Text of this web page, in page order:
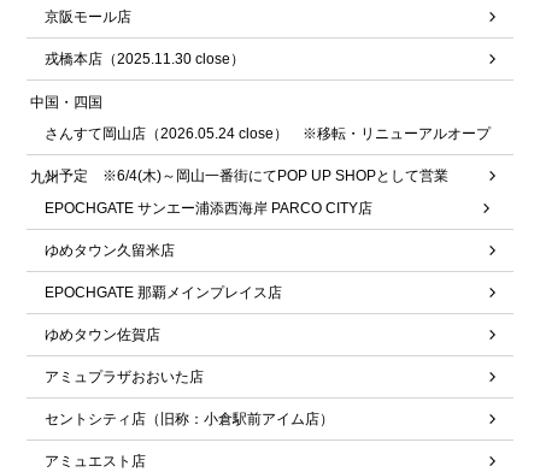
京阪モール店
戎橋本店（2025.11.30 close）
中国・四国
さんすて岡山店（2026.05.24 close） ※移転・リニューアルオープ
ン予定 ※6/4(木)～岡山一番街にてPOP UP SHOPとして営業
九州
EPOCHGATE サンエー浦添西海岸 PARCO CITY店
ゆめタウン久留米店
EPOCHGATE 那覇メインプレイス店
ゆめタウン佐賀店
アミュプラザおおいた店
セントシティ店（旧称：小倉駅前アイム店）
アミュエスト店